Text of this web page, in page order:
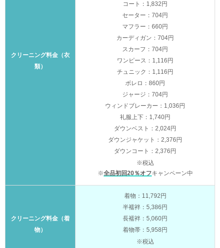
クリーニング料金（衣
類）
コート：1,832円
セーター：704円
マフラー：660円
カーディガン：704円
スカーフ：704円
ワンピース：1,116円
チュニック：1,116円
ボレロ：860円
ジャージ：704円
ウィンドブレーカー：1,036円
礼服上下：1,740円
ダウンベスト：2,024円
ダウンジャケット：2,376円
ダウンコート：2,376円
※税込
※全品初回20％オフキャンペーン中
クリーニング料金（着
物）
着物：11,792円
半襦袢：5,386円
長襦袢：5,060円
着物帯：5,958円
※税込